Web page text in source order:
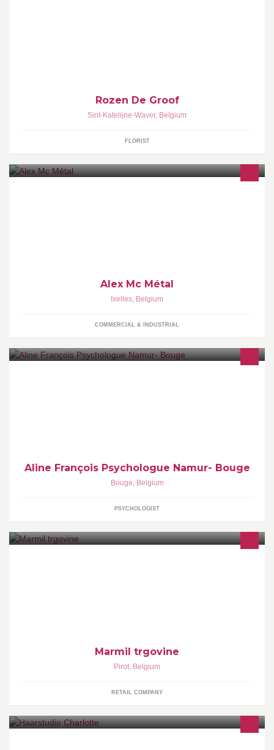
Rozen De Groof
Sint-Katelijne-Waver, Belgium
FLORIST
Alex Mc Métal
Ixelles, Belgium
COMMERCIAL & INDUSTRIAL
Aline François Psychologue Namur- Bouge
Bouge, Belgium
PSYCHOLOGIST
Marmil trgovine
Pirot, Belgium
RETAIL COMPANY